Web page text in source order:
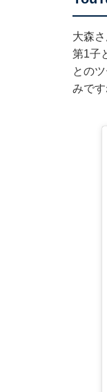
大森
第1子
との
みです